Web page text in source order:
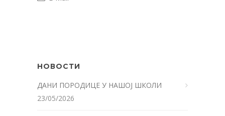
НОВОСТИ
ДАНИ ПОРОДИЦЕ У НАШОЈ ШКОЛИ
23/05/2026